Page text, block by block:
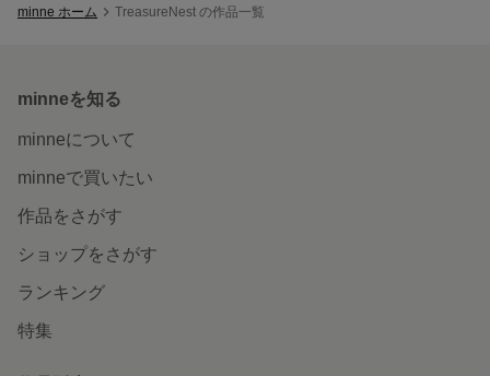
minne ホーム TreasureNest の作品一覧
minneを知る
minneについて
minneで買いたい
作品をさがす
ショップをさがす
ランキング
特集